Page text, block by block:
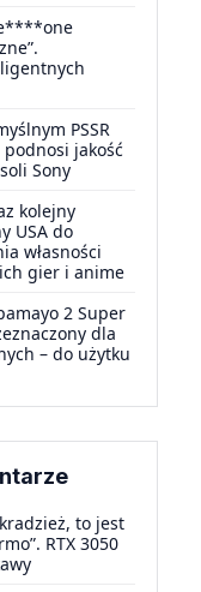
PSSR
jakość
Sony
kolejny
USA do
własności
gier i anime
2 Super
dla
– do użytku
to jest
RTX 3050